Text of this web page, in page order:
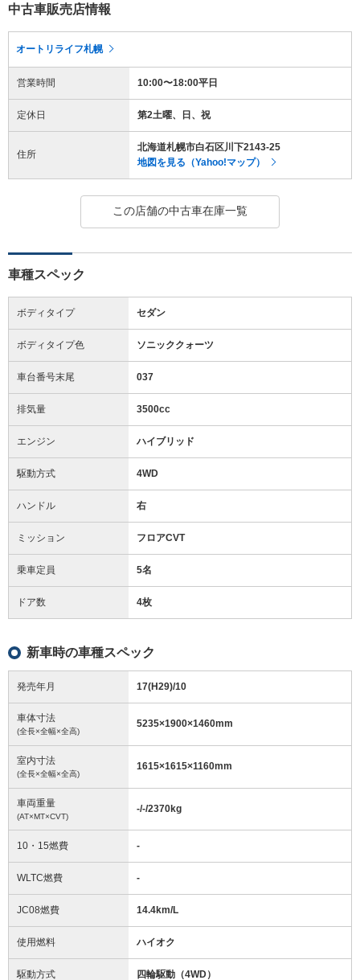
中古車販売店情報
オートリライフ札幌
営業時間 10:00〜18:00平日
定休日 第2土曜、日、祝
住所
北海道札幌市白石区川下2143-25
地図を見る（Yahoo!マップ）
この店舗の中古車在庫一覧
車種スペック
ボディタイプ セダン
ボディタイプ色 ソニッククォーツ
車台番号末尾 037
排気量 3500cc
エンジン ハイブリッド
駆動方式 4WD
ハンドル 右
ミッション フロアCVT
乗車定員 5名
ドア数 4枚
新車時の車種スペック
発売年月 17(H29)/10
車体寸法
(全長×全幅×全高)
5235×1900×1460mm
室内寸法
(全長×全幅×全高)
1615×1615×1160mm
車両重量
(AT×MT×CVT)
-/-/2370kg
10・15燃費 -
WLTC燃費 -
JC08燃費 14.4km/L
使用燃料 ハイオク
駆動方式 四輪駆動（4WD）